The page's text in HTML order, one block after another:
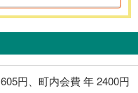
円、町内会費 年 2400円